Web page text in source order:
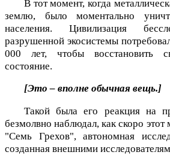
В тот момент, когда
землю, было моментально
населения. Цивилизация
разрушенной экосистемы
000 лет, чтобы восстановить
состояние.
[Это – вполне обычная вещь.]
Такой была его реакция на
безмолвно наблюдал, как скоро
"Семь Грехов", автономная
созданная внешними